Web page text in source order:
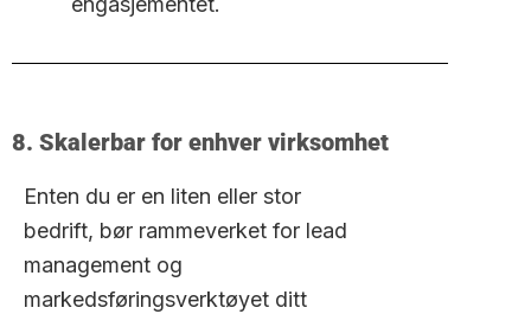
8. Skalerbar for enhver virksomhet
Enten du er en liten eller stor
bedrift, bør rammeverket for lead
management og
markedsføringsverktøyet ditt